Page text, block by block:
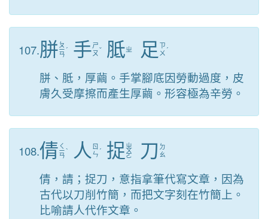
107.胼 ㄆ
ㄧ
ㄢ
ˊ 手ㄕ
ㄡˇ 胝ㄓ 足 ㄗ
ㄨ ˊ
胼、胝，厚繭。手掌腳底因勞動過度，皮
膚久受摩擦而產生厚繭。形容極為辛勞。
108.倩 ㄑ
ㄧ
ㄢ
ˋ 人 ㄖ
ㄣ ˊ 捉 ㄓ
ㄨ
ㄛ 刀 ㄉ
ㄠ
倩，請；捉刀，意指拿筆代寫文章，因為
古代以刀削竹簡，而把文字刻在竹簡上。
比喻請人代作文章。